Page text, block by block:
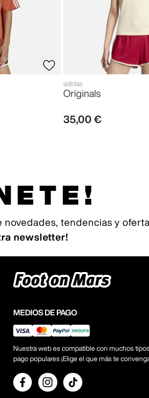
adidas
Originals
35,00 €
novedades, tendencias y
newsletter!
MEDIOS DE PAGO
Nuestra web es compatible con muchos
pago populares ¡Elige el que más te